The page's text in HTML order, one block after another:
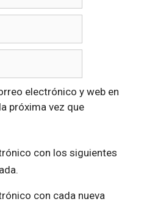
electrónico y web en
próxima vez que
con los siguientes
con cada nueva